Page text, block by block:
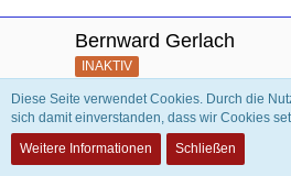
Bernward Gerlach
INAKTIV
18. Juli 2010
@Jonas Kaufmann habe ich einmal in
Diese Seite verwendet Cookies. Durch die
sich damit einverstanden, dass wir Cookies
Weitere Informationen
Schließen